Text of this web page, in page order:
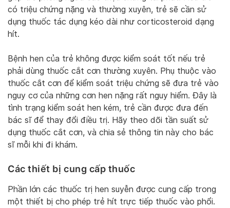
có triệu chứng nặng và thường xuyên, trẻ sẽ cần sử
dụng thuốc tác dụng kéo dài như corticosteroid dạng
hít.
Bệnh hen của trẻ không được kiểm soát tốt nếu trẻ
phải dùng thuốc cắt cơn thường xuyên. Phụ thuộc vào
thuốc cắt cơn để kiểm soát triệu chứng sẽ đưa trẻ vào
nguy cơ của những cơn hen nặng rất nguy hiểm. Đây là
tình trạng kiểm soát hen kém, trẻ cần được đưa đến
bác sĩ để thay đổi điều trị. Hãy theo dõi tần suất sử
dụng thuốc cắt cơn, và chia sẻ thông tin này cho bác
sĩ mỗi khi đi khám.
Các thiết bị cung cấp thuốc
Phần lớn các thuốc trị hen suyễn được cung cấp trong
một thiết bị cho phép trẻ hít trực tiếp thuốc vào phổi.